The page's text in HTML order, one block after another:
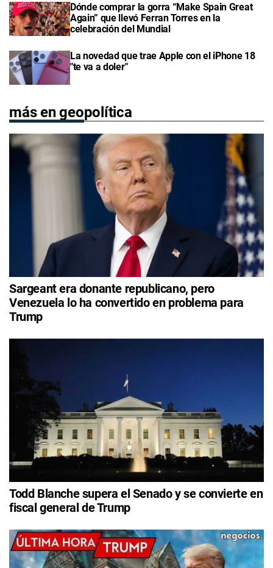
Dónde comprar la gorra “Make Spain Great
Again” que llevó Ferran Torres en la
celebración del Mundial
La novedad que trae Apple con el iPhone 18
"te va a doler"
más en geopolítica
Sargeant era donante republicano, pero
Venezuela lo ha convertido en problema para
Trump
Todd Blanche supera el Senado y se convierte en
fiscal general de Trump